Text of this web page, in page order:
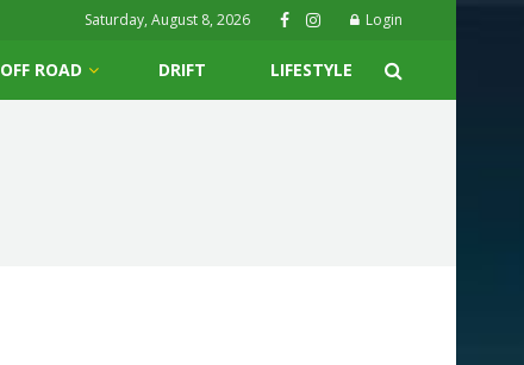
Saturday, August 8, 2026 Login
OFF ROAD DRIFT LIFESTYLE